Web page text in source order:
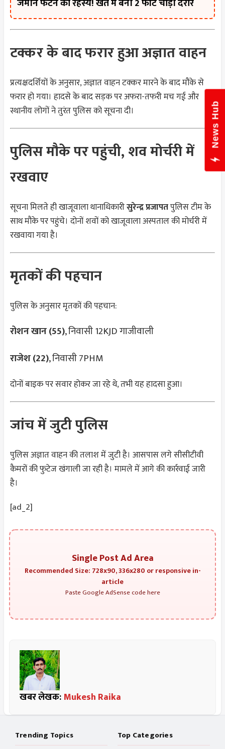
जमीन फटने का रहस्य! खेत में बनी 2 फीट चौड़ी दरार
टक्कर के बाद फरार हुआ अज्ञात वाहन
प्रत्यक्षदर्शियों के अनुसार, अज्ञात वाहन टक्कर मारने के बाद मौके से
फरार हो गया। हादसे के बाद सड़क पर अफरा-तफरी मच गई और
स्थानीय लोगों ने तुरंत पुलिस को सूचना दी।
पुलिस मौके पर पहुंची, शव मोर्चरी में
रखवाए
सूचना मिलते ही खाजूवाला थानाधिकारीसुरेन्द्र प्रजापतपुलिस टीम के
साथ मौके पर पहुंचे। दोनों शवों को खाजूवाला अस्पताल की मोर्चरी में
रखवाया गया है।
मृतकों की पहचान
पुलिस के अनुसार मृतकों की पहचान:
रोशन खान (55), निवासी 12KJD गाजीवाली
राजेश (22), निवासी 7PHM
दोनों बाइक पर सवार होकर जा रहे थे, तभी यह हादसा हुआ।
जांच में जुटी पुलिस
पुलिस अज्ञात वाहन की तलाश में जुटी है। आसपास लगे सीसीटीवी
कैमरों की फुटेज खंगाली जा रही है। मामले में आगे की कार्रवाई जारी
है।
[ad_2]
Single Post Ad Area
Recommended Size: 728x90, 336x280 or responsive in-
article
Paste Google AdSense code here
खबर लेखक: Mukesh Raika
Trending Topics Top Categories
News Hub